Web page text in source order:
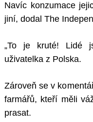
Navíc konzumace
jiní, dodal The
„To je kruté! Lidé
uživatelka z Polska.
Zároveň se v
farmářů, kteří měli
prasat.